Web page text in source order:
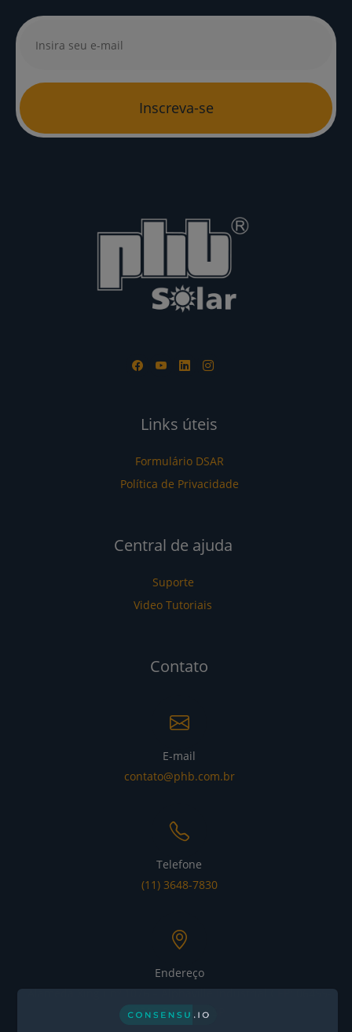
Inscreva-se
Links úteis
Formulário DSAR
Política de Privacidade
Central de ajuda
Suporte
Video Tutoriais
Contato
E-mail
contato@phb.com.br
Telefone
(11) 3648-7830
Endereço
Alameda Xingu nº 1076 – Alphaville Industrial CEP: 06455-
030 - Barueri / SP